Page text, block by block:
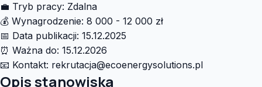
💼 Tryb pracy: Zdalna
💰 Wynagrodzenie: 8 000 - 12 000 zł
📅 Data publikacji: 15.12.2025
⏰ Ważna do: 15.12.2026
📧 Kontakt: rekrutacja@ecoenergysolutions.pl
Opis stanowiska